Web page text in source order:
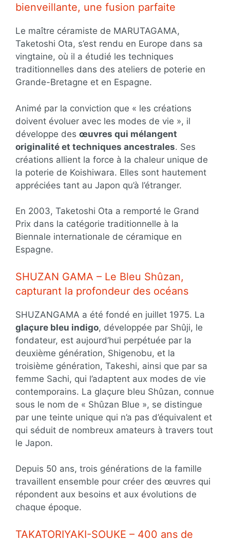
bienveillante, une fusion parfaite
Le maître céramiste de MARUTAGAMA,
Taketoshi Ota, s’est rendu en Europe dans sa
vingtaine, où il a étudié les techniques
traditionnelles dans des ateliers de poterie en
Grande-Bretagne et en Espagne.
Animé par la conviction que « les créations
doivent évoluer avec les modes de vie », il
développe des œuvres qui mélangent
originalité et techniques ancestrales. Ses
créations allient la force à la chaleur unique de
la poterie de Koishiwara. Elles sont hautement
appréciées tant au Japon qu’à l’étranger.
En 2003, Taketoshi Ota a remporté le Grand
Prix dans la catégorie traditionnelle à la
Biennale internationale de céramique en
Espagne.
SHUZAN GAMA – Le Bleu Shûzan,
capturant la profondeur des océans
SHUZANGAMA a été fondé en juillet 1975. La
glaçure bleu indigo, développée par Shûji, le
fondateur, est aujourd’hui perpétuée par la
deuxième génération, Shigenobu, et la
troisième génération, Takeshi, ainsi que par sa
femme Sachi, qui l’adaptent aux modes de vie
contemporains. La glaçure bleu Shûzan, connue
sous le nom de « Shûzan Blue », se distingue
par une teinte unique qui n’a pas d’équivalent et
qui séduit de nombreux amateurs à travers tout
le Japon.
Depuis 50 ans, trois générations de la famille
travaillent ensemble pour créer des œuvres qui
répondent aux besoins et aux évolutions de
chaque époque.
TAKATORIYAKI-SOUKE – 400 ans de